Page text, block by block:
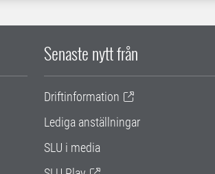
Senaste nytt från
Driftinformation
Lediga anställningar
SLU i media